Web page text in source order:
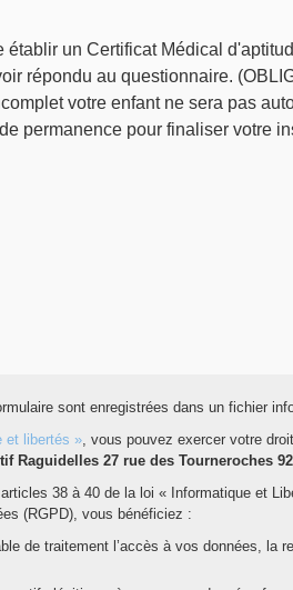
établir un Certificat Médical
répondu au questionnaire.
votre enfant ne sera pas
permanence pour finaliser votre
sont enregistrées dans un fichier
et libertés » , vous pouvez exercer votre
Raguidelles 27 rue des Tourneroches
38 à 40 de la loi « Informatique et
(RGPD), vous bénéficiez :
de traitement l’accès à vos données,